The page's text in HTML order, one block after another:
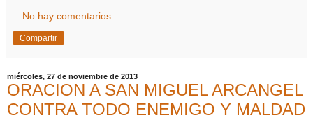
No hay comentarios:
Compartir
miércoles, 27 de noviembre de 2013
ORACION A SAN MIGUEL ARCANGEL
CONTRA TODO ENEMIGO Y MALDAD